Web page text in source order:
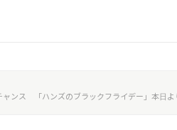
ャンス 「ハンズのブラックフライデー」本日よ